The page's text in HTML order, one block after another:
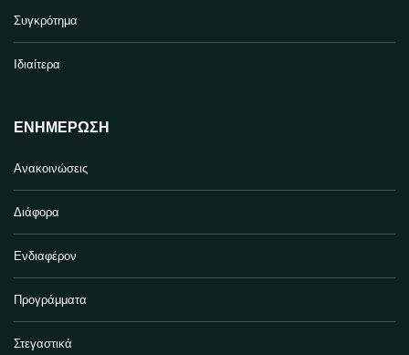
Συγκρότημα
Ιδιαίτερα
ΕΝΗΜΈΡΩΣΗ
Ανακοινώσεις
Διάφορα
Ενδιαφέρον
Προγράμματα
Στεγαστικά